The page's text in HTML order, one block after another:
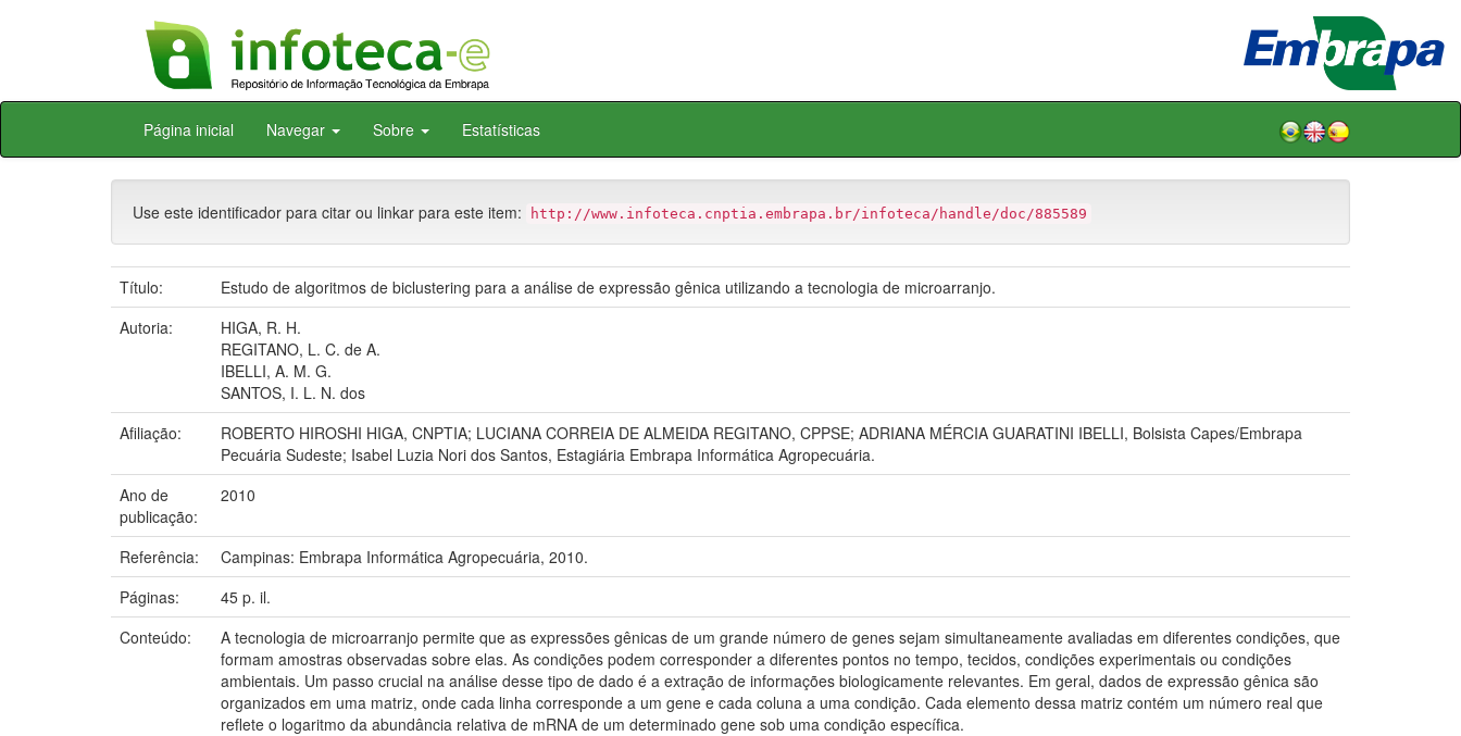
Skip
Página inicial Navegar Sobre Estatísticas
Use este identificador para citar ou linkar para este item: http://www.infoteca.cnptia.embrapa.br/infoteca/handle/doc/885589
Título:
Estudo de algoritmos de biclustering para a análise de expressão gênica utilizando a tecnologia de microarranjo.
Autoria:
HIGA, R. H.
REGITANO, L. C. de A.
IBELLI, A. M. G.
SANTOS, I. L. N. dos
Afiliação:
ROBERTO HIROSHI HIGA, CNPTIA; LUCIANA CORREIA DE ALMEIDA REGITANO, CPPSE; ADRIANA MÉRCIA GUARATINI IBELLI, Bolsista Capes/Embrapa
Pecuária Sudeste; Isabel Luzia Nori dos Santos, Estagiária Embrapa Informática Agropecuária.
Ano de
publicação:
2010
Referência:
Campinas: Embrapa Informática Agropecuária, 2010.
Páginas:
45 p. il.
Conteúdo:
A tecnologia de microarranjo permite que as expressões gênicas de um grande número de genes sejam simultaneamente avaliadas em diferentes condições, que
formam amostras observadas sobre elas. As condições podem corresponder a diferentes pontos no tempo, tecidos, condições experimentais ou condições
ambientais. Um passo crucial na análise desse tipo de dado é a extração de informações biologicamente relevantes. Em geral, dados de expressão gênica são
organizados em uma matriz, onde cada linha corresponde a um gene e cada coluna a uma condição. Cada elemento dessa matriz contém um número real que
reflete o logaritmo da abundância relativa de mRNA de um determinado gene sob uma condição específica.